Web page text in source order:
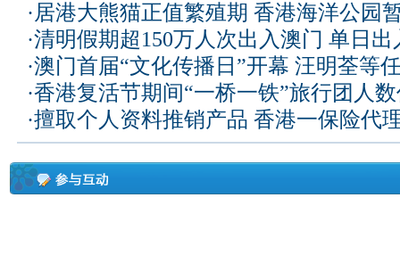
·居港大熊猫正值繁殖期 香港海洋公园
·清明假期超150万人次出入澳门 单日
·澳门首届“文化传播日”开幕 汪明荃等
·香港复活节期间“一桥一铁”旅行团人
·擅取个人资料推销产品 香港一保险代